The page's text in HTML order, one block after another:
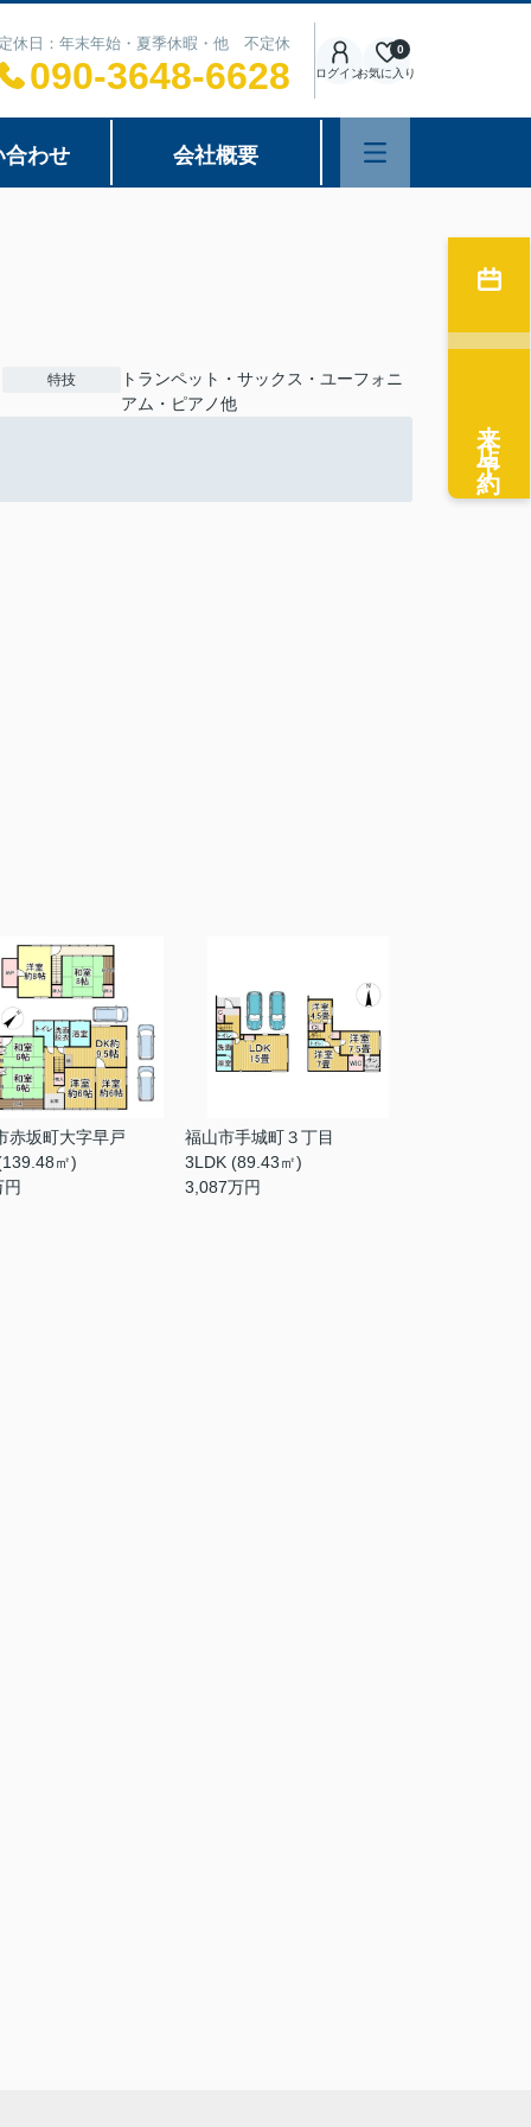
休日：年末年始・夏季休暇・他 不定休
090-3648-6628 ログインお気に入り
0
合わせ 会社概要
特技
トランペット・サックス・ユーフォニ
アム・ピアノ他
赤坂町大字早戸
㎡)
円
福山市手城町３丁目
3LDK (89.43㎡)
3,087万円
来店予約